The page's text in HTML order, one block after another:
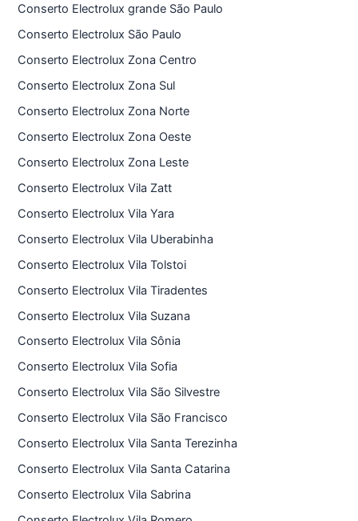
Conserto Electrolux grande São Paulo
Conserto Electrolux São Paulo
Conserto Electrolux Zona Centro
Conserto Electrolux Zona Sul
Conserto Electrolux Zona Norte
Conserto Electrolux Zona Oeste
Conserto Electrolux Zona Leste
Conserto Electrolux Vila Zatt
Conserto Electrolux Vila Yara
Conserto Electrolux Vila Uberabinha
Conserto Electrolux Vila Tolstoi
Conserto Electrolux Vila Tiradentes
Conserto Electrolux Vila Suzana
Conserto Electrolux Vila Sônia
Conserto Electrolux Vila Sofia
Conserto Electrolux Vila São Silvestre
Conserto Electrolux Vila São Francisco
Conserto Electrolux Vila Santa Terezinha
Conserto Electrolux Vila Santa Catarina
Conserto Electrolux Vila Sabrina